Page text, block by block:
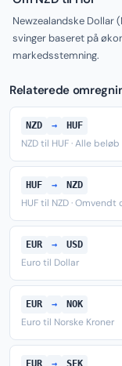
Newzealandske Dollar
svinger baseret på
markedsstemning.
Relaterede
NZD → HUF
NZD til HUF · Alle beløb
HUF → NZD
HUF til NZD ·
EUR → USD
Euro til Dollar
EUR → NOK
Euro til Norske Kroner
EUR → SEK